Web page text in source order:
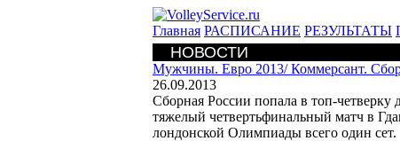
Главная РАСПИСАНИЕ РЕЗУЛЬТАТЫ
НОВОСТИ
Мужчины. Евро 2013/Коммерсант.
26.09.2013
Сборная России попала в топ-
тяжелый четвертьфинальный матч в
лондонской Олимпиады всего один сет.